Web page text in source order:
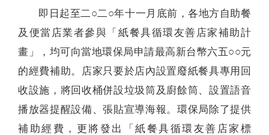
即日起至二○二○年十一月底前，各地方自助餐
及便當店業者參與「紙餐具循環友善店家補助計
畫」，均可向當地環保局申請最高新台幣六五○○元
的經費補助。店家只要於店內設置廢紙餐具專用回
收設施，將回收桶併設垃圾筒及廚餘筒、設置語音
播放器提醒設備、張貼宣導海報。環保局除了提供
補助經費，更將發出「紙餐具循環友善店家標